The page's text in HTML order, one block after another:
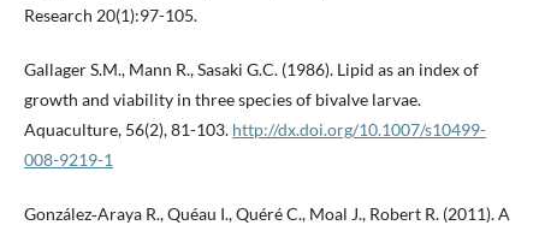
Research 20(1):97-105.
Gallager S.M., Mann R., Sasaki G.C. (1986). Lipid as an index of
growth and viability in three species of bivalve larvae.
Aquaculture, 56(2), 81-103. http://dx.doi.org/10.1007/s10499-
008-9219-1
González‐Araya R., Quéau I., Quéré C., Moal J., Robert R. (2011). A